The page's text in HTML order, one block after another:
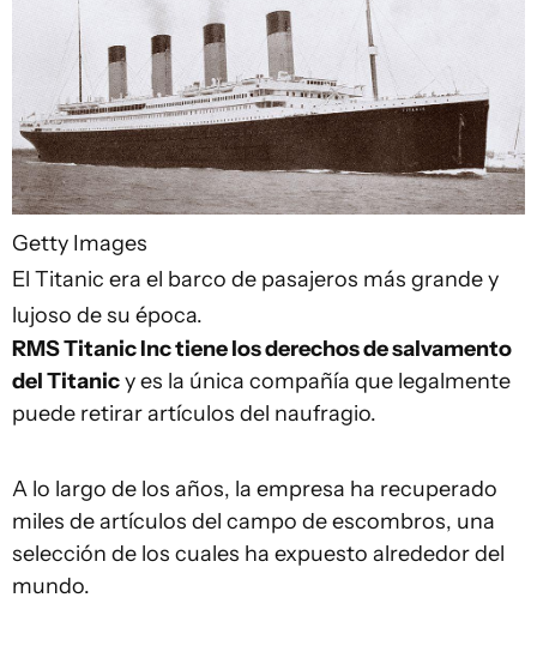
Getty Images
El Titanic era el barco de pasajeros más grande y
lujoso de su época.
RMS Titanic Inc tiene los derechos de salvamento
del Titanicy es la única compañía que legalmente
puede retirar artículos del naufragio.
A lo largo de los años, la empresa ha recuperado
miles de artículos del campo de escombros, una
selección de los cuales ha expuesto alrededor del
mundo.